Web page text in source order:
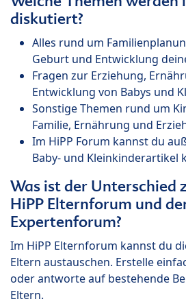
diskutiert?
Alles rund um
Geburt und Entwicklung
Fragen zur Erziehung,
Entwicklung von Babys und
Sonstige Themen rund um
Familie, Ernährung und
Im HiPP Forum kannst du
Baby- und Kleinkinderartikel
Was ist der Unterschied
HiPP Elternforum und
Expertenforum?
Im HiPP Elternforum kannst du
Eltern austauschen. Erstelle
oder antworte auf bestehende
Eltern.